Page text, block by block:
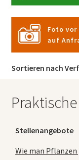
Foto vor
auf
Sortieren nach
Stellenangebote
Wie man